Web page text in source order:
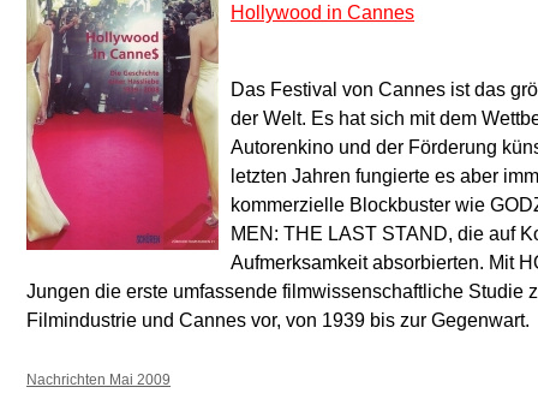
Hollywood in Cannes
Das Festival von Cannes ist das
der Welt. Es hat sich mit dem
Autorenkino und der Förderung
letzten Jahren fungierte es aber
kommerzielle Blockbuster wie
MEN: THE LAST STAND, die auf
Aufmerksamkeit absorbierten. Mit
Jungen die erste umfassende filmwissenschaftliche Studie
Filmindustrie und Cannes vor, von 1939 bis zur Gegenwart.
Nachrichten Mai 2009